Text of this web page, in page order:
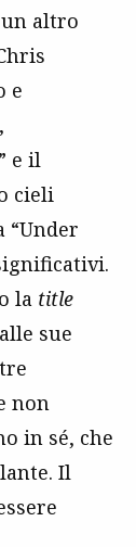
altro
e
e il
cieli
“Under
la title
sue
non
in sé, che
Il